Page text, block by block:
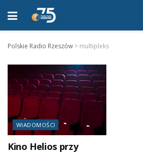
Polskie Radio Rzeszów > multipleks
WIADOMOŚCI
Kino Helios przy